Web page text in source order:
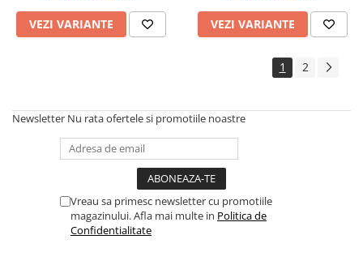
VEZI VARIANTE VEZI VARIANTE
1 2
Newsletter Nu rata ofertele si promotiile noastre
Vreau sa primesc newsletter cu promotiile
magazinului. Afla mai multe in Politica de
Confidentialitate